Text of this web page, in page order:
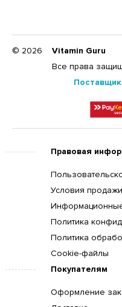
© 2026
Vitamin Guru
Все права
Правовая
Условия
Политика
Политика
Cookie-файлы
Покупателям
Оформление